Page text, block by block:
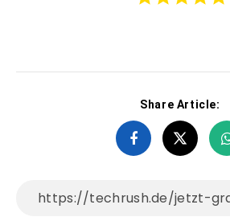
Share Article: